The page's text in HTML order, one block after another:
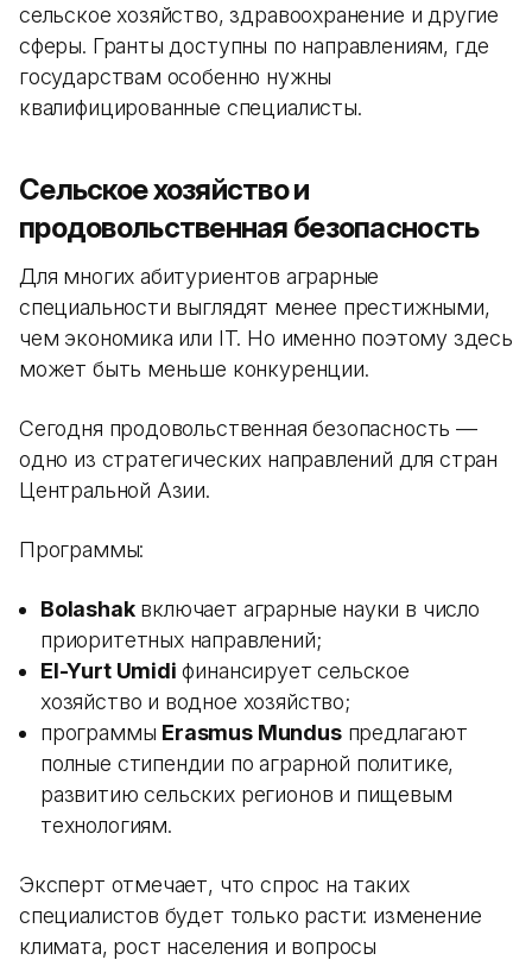
сельское хозяйство, здравоохранение и другие
сферы. Гранты доступны по направлениям, где
государствам особенно нужны
квалифицированные специалисты.
Сельское хозяйство и
продовольственная безопасность
Для многих абитуриентов аграрные
специальности выглядят менее престижными,
чем экономика или IT. Но именно поэтому здесь
может быть меньше конкуренции.
Сегодня продовольственная безопасность —
одно из стратегических направлений для стран
Центральной Азии.
Программы:
Bolashakвключает аграрные науки в число
приоритетных направлений;
El-Yurt Umidi финансирует сельское
хозяйство и водное хозяйство;
программы Erasmus Mundusпредлагают
полные стипендии по аграрной политике,
развитию сельских регионов и пищевым
технологиям.
Эксперт отмечает, что спрос на таких
специалистов будет только расти: изменение
климата, рост населения и вопросы